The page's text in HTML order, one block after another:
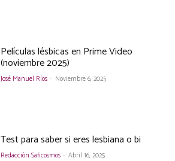
Películas lésbicas en Prime Video
(noviembre 2025)
José Manuel Ríos - Noviembre 6, 2025
Test para saber si eres lesbiana o bi
Redacción Saficosmos - Abril 16, 2025